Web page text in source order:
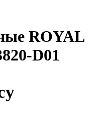
ROYAL
D01